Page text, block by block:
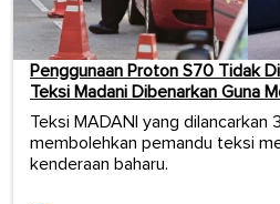
Penggunaan Proton S70 Tidak
Teksi Madani Dibenarkan Guna
Teksi MADANI yang dilancarkan
membolehkan pemandu teksi
kenderaan baharu.